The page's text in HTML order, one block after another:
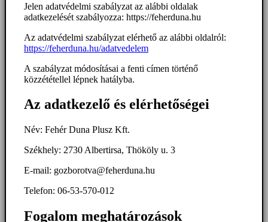
Jelen adatvédelmi szabályzat az alábbi oldalak
adatkezelését szabályozza: https://feherduna.hu
Az adatvédelmi szabályzat elérhető az alábbi oldalról:
https://feherduna.hu/adatvedelem
A szabályzat módosításai a fenti címen történő
közzététellel lépnek hatályba.
Az adatkezelő és elérhetőségei
Név: Fehér Duna Plusz Kft.
Székhely: 2730 Albertirsa, Thököly u. 3
E-mail: gozborotva@feherduna.hu
Telefon: 06-53-570-012
Fogalom meghatározások